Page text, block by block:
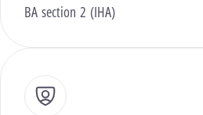
BA section 2 (IHA)